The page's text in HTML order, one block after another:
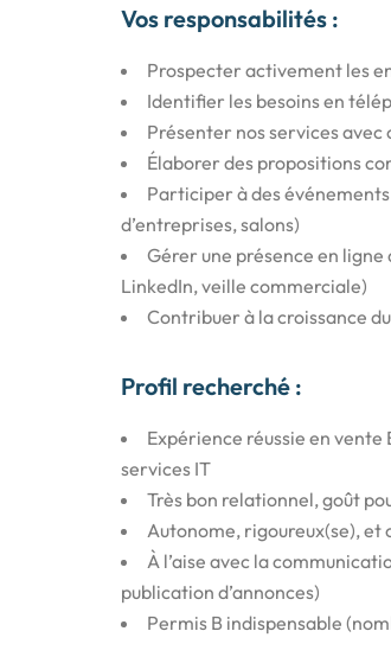
Vos responsabilités :
Prospecter activement les
Identifier les besoins en
Présenter nos services
Élaborer des propositions
Participer à des
d’entreprises, salons)
Gérer une présence en ligne
LinkedIn, veille commerciale)
Contribuer à la croissance
Profil recherché :
Expérience réussie en vente
services IT
Très bon relationnel, goût
Autonome, rigoureux(se), et
À l’aise avec la
publication d’annonces)
Permis B indispensable